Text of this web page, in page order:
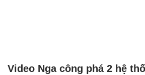
Video Nga công phá 2 hệ